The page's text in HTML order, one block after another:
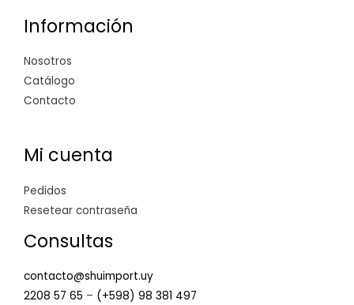
Información
Nosotros
Catálogo
Contacto
Mi cuenta
Pedidos
Resetear contraseña
Consultas
contacto@shuimport.uy
2208 57 65 – (+598) 98 381 497